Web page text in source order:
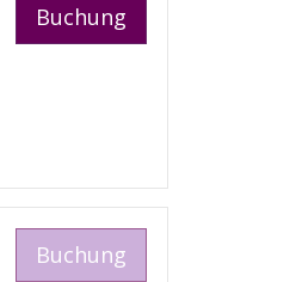
Buchung
Buchung